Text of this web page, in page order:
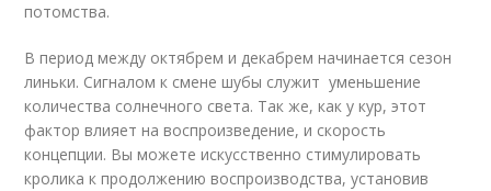
потомства.
В период между октябрем и декабрем начинается сезон
линьки. Сигналом к смене шубы служит уменьшение
количества солнечного света. Так же, как у кур, этот
фактор влияет на воспроизведение, и скорость
концепции. Вы можете искусственно стимулировать
кролика к продолжению воспроизводства, установив